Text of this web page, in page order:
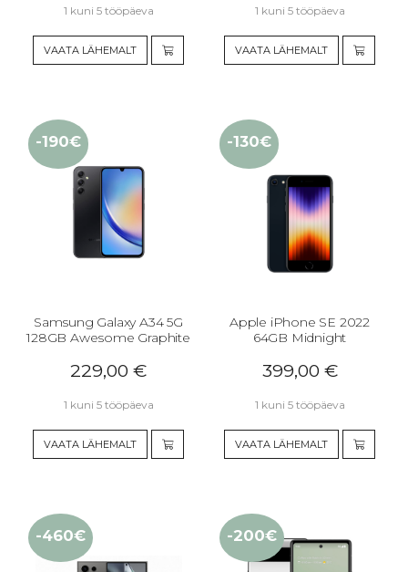
1 kuni 5 tööpäeva
VAATA LÄHEMALT
1 kuni 5 tööpäeva
VAATA LÄHEMALT
Samsung Galaxy A34 5G
128GB Awesome Graphite
-190€
229,00 €
1 kuni 5 tööpäeva
VAATA LÄHEMALT
Apple iPhone SE 2022
64GB Midnight
-130€
399,00 €
1 kuni 5 tööpäeva
VAATA LÄHEMALT
-460€ -200€